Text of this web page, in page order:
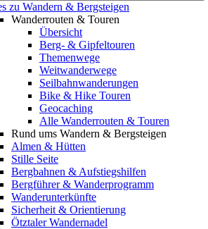
zu Wandern & Bergsteigen
Wanderrouten & Touren
Übersicht
Berg- & Gipfeltouren
Themenwege
Weitwanderwege
Seilbahnwanderungen
Bike & Hike Touren
Geocaching
Alle Wanderrouten & Touren
Rund ums Wandern & Bergsteigen
Almen & Hütten
Stille Seite
Bergbahnen & Aufstiegshilfen
Bergführer & Wanderprogramm
Wanderunterkünfte
Sicherheit & Orientierung
Ötztaler Wandernadel